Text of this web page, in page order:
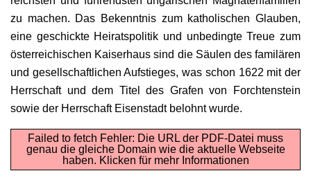
zu machen. Das Bekenntnis zum katholischen Glauben,
eine geschickte Heiratspolitik und unbedingte Treue zum
österreichischen Kaiserhaus sind die Säulen des familären
und gesellschaftlichen Aufstieges, was schon 1622 mit der
Herrschaft und dem Titel des Grafen von Forchtenstein
sowie der Herrschaft Eisenstadt belohnt wurde.
Failed to fetch Fehler: Die URL der PDF-Datei muss
genau die gleiche Domain wie die aktuelle Webseite
haben. Klicken für mehr Informationen